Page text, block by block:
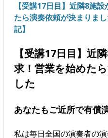
【受講17日目】近隣8施
たら演奏依頼が決まりま
記】
【受講17日目】近
求！営業を始めた
した
あなたもご近所で有償
私は毎日全国の演奏者の